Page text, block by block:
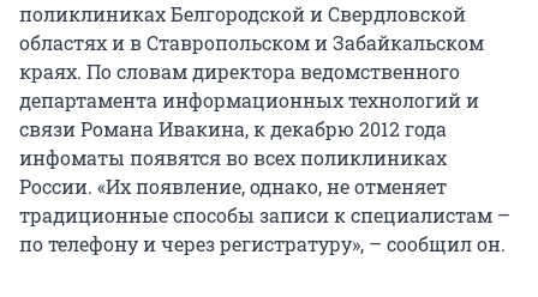
поликлиниках Белгородской и Свердловской
областях и в Ставропольском и Забайкальском
краях. По словам директора ведомственного
департамента информационных технологий и
связи Романа Ивакина, к декабрю 2012 года
инфоматы появятся во всех поликлиниках
России. «Их появление, однако, не отменяет
традиционные способы записи к специалистам –
по телефону и через регистратуру», – сообщил он.